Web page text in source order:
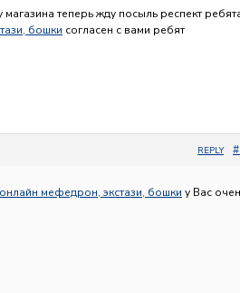
теперь жду посыль респект
бошки согласен с вами ребят
REPLY
онлайн мефедрон, экстази, бошки у Вас